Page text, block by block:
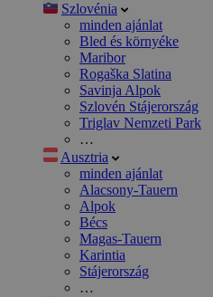
Szlovénia
minden ajánlat
Bled és környéke
Maribor
Rogaška Slatina
Savinja Alpok
Szlovén Stájerország
Triglav Nemzeti Park
…
Ausztria
minden ajánlat
Alacsony-Tauern
Alpok
Bécs
Magas-Tauern
Karintia
Stájerország
…